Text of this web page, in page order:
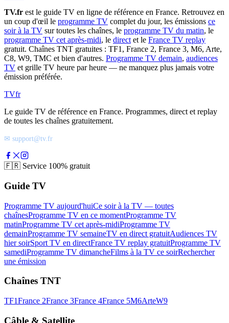
TV.fr est le guide TV en ligne de référence en France. Retrouvez en
un coup d'œil le programme TV complet du jour, les émissions ce
soir à la TV sur toutes les chaînes, le programme TV du matin, le
programme TV cet après-midi, le direct et le France TV replay
gratuit. Chaînes TNT gratuites : TF1, France 2, France 3, M6, Arte,
C8, W9, TMC et bien d'autres. Programme TV demain, audiences
TV et grille TV heure par heure — ne manquez plus jamais votre
émission préférée.
TVfr
Le guide TV de référence en France. Programmes, direct et replay
de toutes les chaînes gratuitement.
✉ support@tv.fr
🇫🇷 Service 100% gratuit
Guide TV
Programme TV aujourd'huiCe soir à la TV — toutes
chaînesProgramme TV en ce momentProgramme TV
matinProgramme TV cet après-midiProgramme TV
demainProgramme TV semaineTV en direct gratuitAudiences TV
hier soirSport TV en directFrance TV replay gratuitProgramme TV
samediProgramme TV dimancheFilms à la TV ce soirRechercher
une émission
Chaînes TNT
TF1France 2France 3France 4France 5M6ArteW9
Câble & Satellite